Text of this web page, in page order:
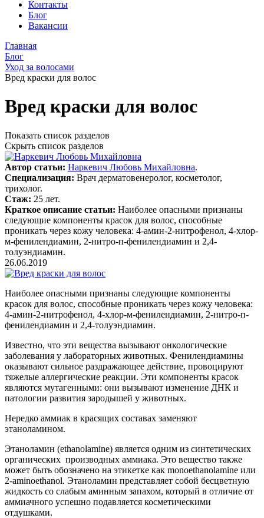
Контакты
Блог
Вакансии
Главная
Блог
Уход за волосами
Вред краски для волос
Вред краски для волос
Показать список разделов
Скрыть список разделов
Автор статьи: Наркевич Любовь Михайловна.
Специализация: Врач дерматовенеролог, косметолог,
трихолог.
Стаж: 25 лет.
Краткое описание статьи: Наиболее опасными признаны
следующие компоненты красок для волос, способные
проникать через кожу человека: 4-амин-2-нитрофенол, 4-хлор-
м-фенилендиамин, 2-нитро-п-фенилендиамин и 2,4-
толуэндиамин.
26.06.2019
Наиболее опасными признаны следующие компоненты
красок для волос, способные проникать через кожу человека:
4-амин-2-нитрофенол, 4-хлор-м-фенилендиамин, 2‑нитро-п-
фенилендиамин и 2,4-толуэндиамин.
Известно, что эти вещества вызывают онкологические
заболевания у лабораторных животных. Фенилендиамины
оказывают сильное раздражающее действие, провоцируют
тяжелые аллергические реакции. Эти компоненты красок
являются мутагенными: они вызывают изменение ДНК и
патологии развития зародышей у животных.
Нередко аммиак в красящих составах заменяют
этаноламином.
Этаноламин (ethanolamine) является одним из синтетических
органических производных аммиака. Это вещество также
может быть обозначено на этикетке как monoethanolamine или
2-aminoethanol. Этаноламин представляет собой бесцветную
жидкость со слабым аминным запахом, который в отличие от
аммиачного успешно подавляется косметическими
отдушками.